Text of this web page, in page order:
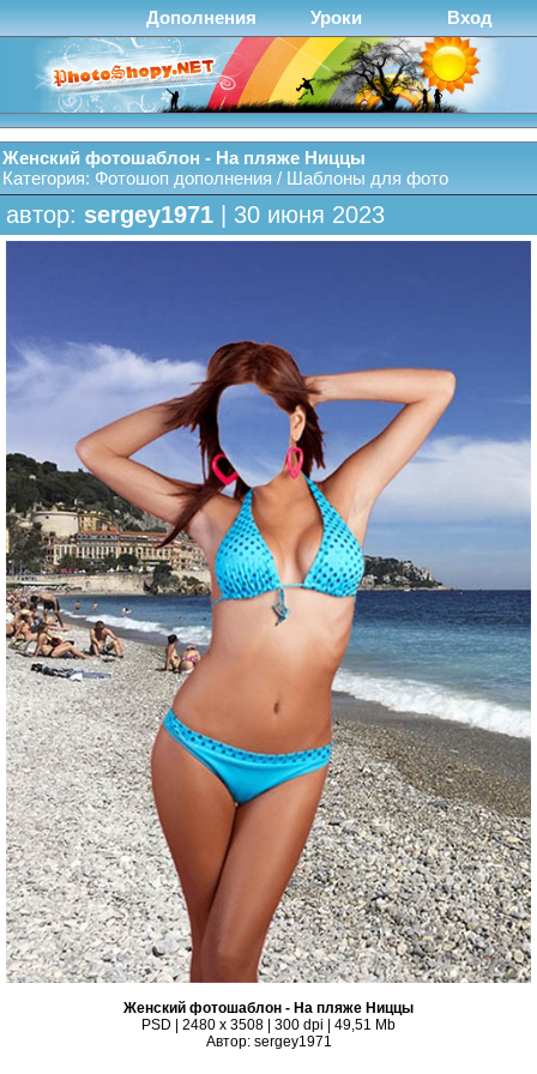
Дополнения Уроки Вход
Женский фотошаблон - На пляже Ниццы
Категория: Фотошоп дополнения / Шаблоны для фото
автор: sergey1971 | 30 июня 2023
Женский фотошаблон - На пляже Ниццы
PSD | 2480 x 3508 | 300 dpi | 49,51 Mb
Автор: sergey1971